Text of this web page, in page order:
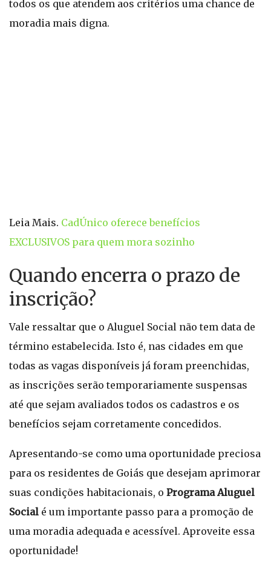
todos os que atendem aos critérios uma chance de
moradia mais digna.
Leia Mais. CadÚnico oferece benefícios
EXCLUSIVOS para quem mora sozinho
Quando encerra o prazo de
inscrição?
Vale ressaltar que o Aluguel Social não tem data de
término estabelecida. Isto é, nas cidades em que
todas as vagas disponíveis já foram preenchidas,
as inscrições serão temporariamente suspensas
até que sejam avaliados todos os cadastros e os
benefícios sejam corretamente concedidos.
Apresentando-se como uma oportunidade preciosa
para os residentes de Goiás que desejam aprimorar
suas condições habitacionais, o Programa Aluguel
Social é um importante passo para a promoção de
uma moradia adequada e acessível. Aproveite essa
oportunidade!